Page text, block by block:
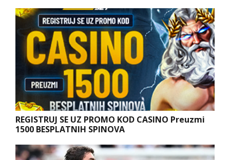
REGISTRUJ SE UZ PROMO KOD CASINO Preuzmi
1500 BESPLATNIH SPINOVA